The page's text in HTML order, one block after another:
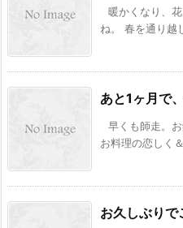
暖かくなり、
ね。 春を通り越
あと1ヶ月で
早くも師走。
お料理の恋しく
お久しぶりで